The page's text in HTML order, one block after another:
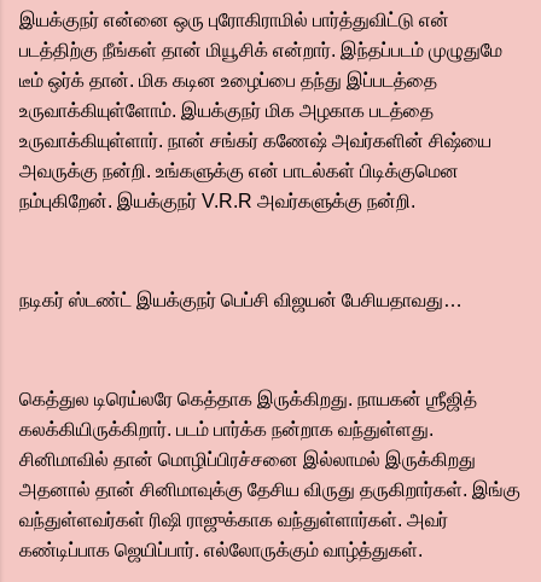
இயக்குநர் என்னை ஒரு புரோகிராமில் பார்த்துவிட்டு என்
படத்திற்கு நீங்கள் தான் மியூசிக் என்றார். இந்தப்படம் முழுதுமே
டீம் ஒர்க் தான். மிக கடின உழைப்பை தந்து இப்படத்தை
உருவாக்கியுள்ளோம். இயக்குநர் மிக அழகாக படத்தை
உருவாக்கியுள்ளார். நான் சங்கர் கணேஷ் அவர்களின் சிஷ்யை
அவருக்கு நன்றி. உங்களுக்கு என் பாடல்கள் பிடிக்குமென
நம்புகிறேன். இயக்குநர் V.R.R அவர்களுக்கு நன்றி.
நடிகர் ஸ்டண்ட் இயக்குநர் பெப்சி விஜயன் பேசியதாவது…
கெத்துல டிரெய்லரே கெத்தாக இருக்கிறது. நாயகன் ஶ்ரீஜித்
கலக்கியிருக்கிறார். படம் பார்க்க நன்றாக வந்துள்ளது.
சினிமாவில் தான் மொழிப்பிரச்சனை இல்லாமல் இருக்கிறது
அதனால் தான் சினிமாவுக்கு தேசிய விருது தருகிறார்கள். இங்கு
வந்துள்ளவர்கள் ரிஷி ராஜுக்காக வந்துள்ளார்கள். அவர்
கண்டிப்பாக ஜெயிப்பார். எல்லோருக்கும் வாழ்த்துகள்.